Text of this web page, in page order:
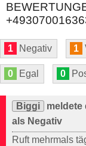
1 Negativ 1
0 Egal 0
Biggi
meldete
als Negativ
Ruft mehrmals